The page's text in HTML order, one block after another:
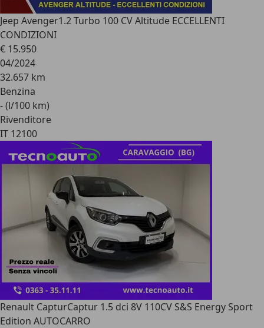
Jeep Avenger1.2 Turbo 100 CV Altitude ECCELLENTI
CONDIZIONI
€ 15.950
04/2024
32.657 km
Benzina
- (l/100 km)
Rivenditore
IT 12100
Renault CapturCaptur 1.5 dci 8V 110CV S&S Energy Sport
Edition AUTOCARRO